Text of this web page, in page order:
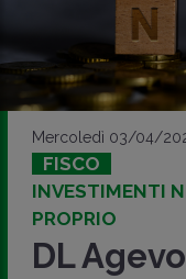
Mercoledì 03/04/
FISCO
INVESTIMENTI
PROPRIO
DL